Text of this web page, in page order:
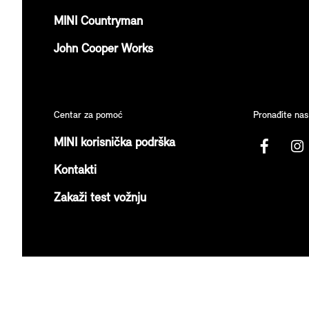
MINI Countryman
John Cooper Works
Centar za pomoć
MINI korisnička podrška
Kontakti
Zakaži test vožnju
Pronađite